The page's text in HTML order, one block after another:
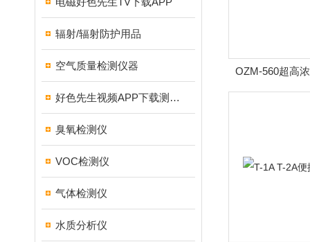
辐射/辐射防护用品
空气质量检测仪器
好色先生视频APP下载测试仪
臭氧检测仪
VOC检测仪
气体检测仪
水质分析仪
OZM-560超高
氧分